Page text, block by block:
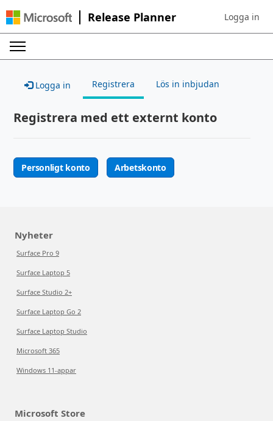
Release Planner Sign in to
Logga in
Logga in Registrera Lös in inbjudan
Registrera med ett externt konto
Personligt konto Arbetskonto
Nyheter
Surface Pro 9
Surface Laptop 5
Surface Studio 2+
Surface Laptop Go 2
Surface Laptop Studio
Microsoft 365
Windows 11-appar
Microsoft Store